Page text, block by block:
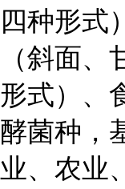
四种形式
（斜面
形式）、
酵菌种，
业、农业